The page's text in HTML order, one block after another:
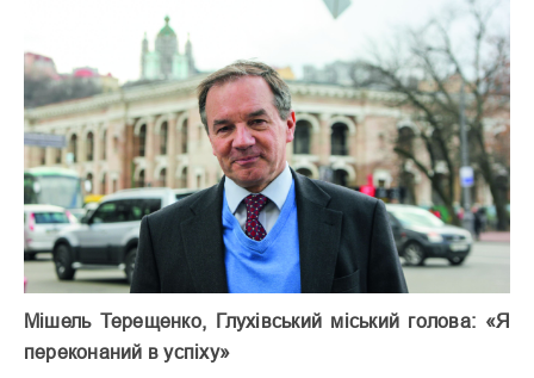
Мішель Терещенко, Глухівський міський голова: «Я
переконаний в успіху»